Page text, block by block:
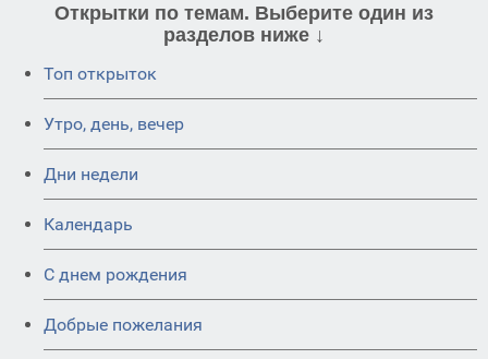
Открытки по темам. Выберите один из
разделов ниже ↓
Топ открыток
Утро, день, вечер
Дни недели
Календарь
C днем рождения
Добрые пожелания